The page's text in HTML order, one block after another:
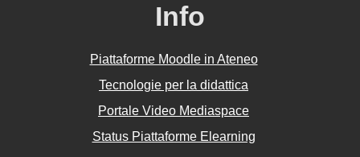
Info
Piattaforme Moodle in Ateneo
Tecnologie per la didattica
Portale Video Mediaspace
Status Piattaforme Elearning